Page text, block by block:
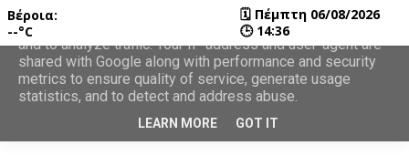
Βέροια:
--°C
🗓 Πέμπτη 06/08/2026
🕒 14:36
This site uses cookies from Google to deliver its services
and to analyze traffic. Your IP address and user-agent are
shared with Google along with performance and security
metrics to ensure quality of service, generate usage
statistics, and to detect and address abuse.
LEARN MORE GOT IT